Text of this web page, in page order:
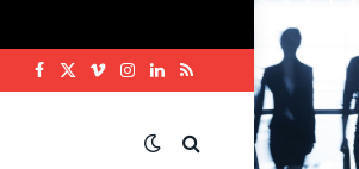
Facebook
X
VimeoInstagram
LinkedIn
RSS